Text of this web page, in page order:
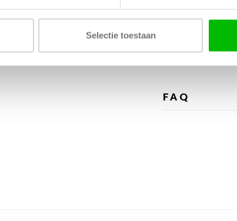
Selectie toestaan COLOR - SILK
FAQ